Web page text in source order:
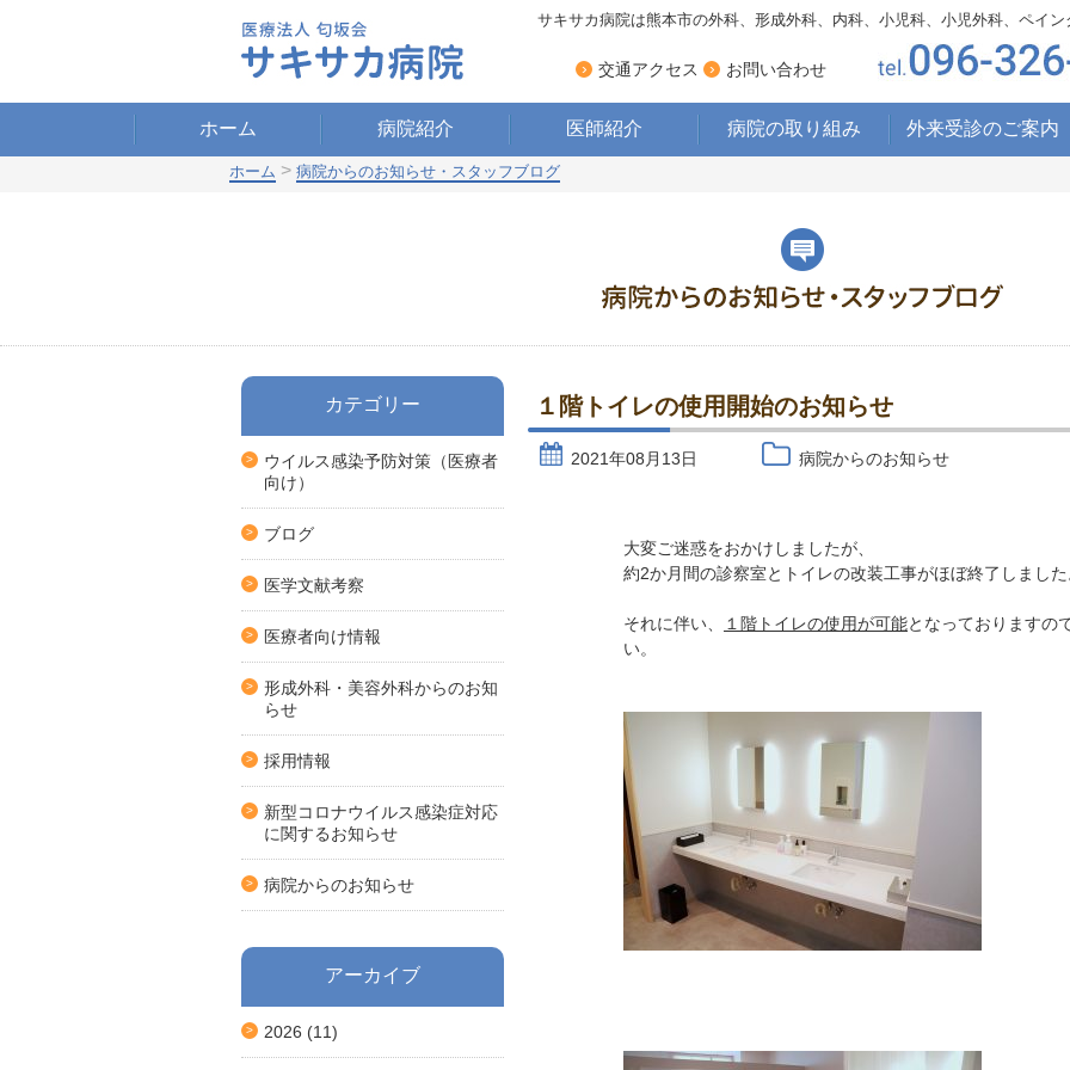
サキサカ病院は熊本市の外科、形成外科、内科、小児科、小児外科、ペイン
› 交通アクセス › お問い合わせ
ホーム 病院紹介 医師紹介 病院の取り組み
ペインクリニックへの
取り組み
床ずれ・ 褥瘡への
取り組み
外来受診のご案内
ホーム > 病院からのお知らせ・スタッフブログ
カテゴリー
ウイルス感染予防対策（医療者
向け）
ブログ
医学文献考察
医療者向け情報
形成外科・美容外科からのお知
らせ
採用情報
新型コロナウイルス感染症対応
に関するお知らせ
病院からのお知らせ
アーカイブ
2026 (11)
１階トイレの使用開始のお知らせ
2021年08月13日 病院からのお知らせ
大変ご迷惑をおかけしましたが、
約2か月間の診察室とトイレの改装工事がほぼ終了しました
それに伴い、 １階トイレの使用が可能となっておりますの
い。